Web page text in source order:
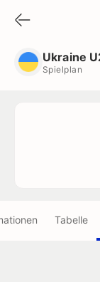
Ukraine
Spielplan
Tabelle